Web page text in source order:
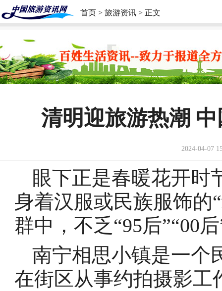
首页 > 旅游资讯 > 正文
清明迎旅游热潮
2024-04-07
眼下正是春暖花开时
身着汉服或民族服饰的
群中，不乏“95后”“00
南宁相思小镇是一个
在街区从事约拍摄影工